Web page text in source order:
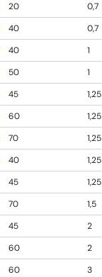
20 0,7
40 0,7
40 1
50 1
45 1,25
60 1,25
70 1,25
40 1,25
45 1,25
70 1,5
45 2
60 2
60 3